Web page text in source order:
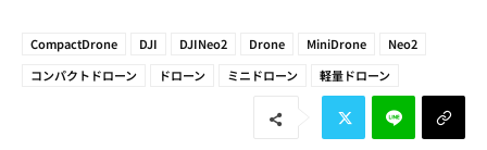
CompactDrone DJI DJINeo2 Drone MiniDrone
Neo2
コンパクトドローン
ドローン ミニドローン 軽量ドローン